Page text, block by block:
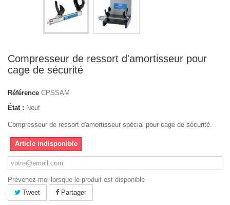
Compresseur de ressort d'amortisseur pour
cage de sécurité
Référence CPSSAM
État : Neuf
Compresseur de ressort d'amortisseur spécial pour cage de sécurité.
Article indisponible
Prévenez-moi lorsque le produit est disponible
Tweet
Partager